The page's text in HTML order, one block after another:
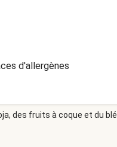
d'allergènes
des fruits à coque et du blé.